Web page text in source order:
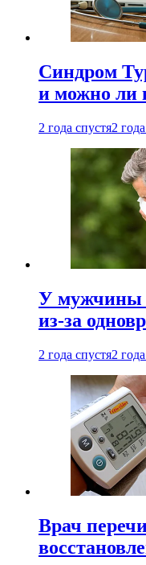
Синдром
и можно ли
2 года спустя2
У мужчины
из-за
2 года спустя2
Врач